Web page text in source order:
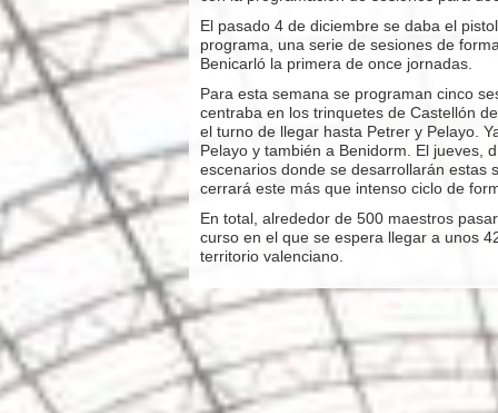
El pasado 4 de diciembre se daba el
programa, una serie de sesiones de
Benicarló la primera de once jornadas.
Para esta semana se programan cinco
centraba en los trinquetes de Castellón
el turno de llegar hasta Petrer y Pelayo.
Pelayo y también a Benidorm. El jueves,
escenarios donde se desarrollarán estas
cerrará este más que intenso ciclo de
En total, alrededor de 500 maestros
curso en el que se espera llegar a unos
territorio valenciano.